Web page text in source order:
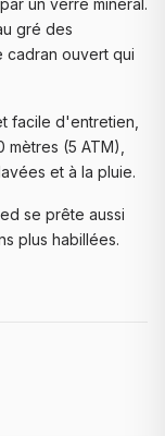
un verre minéral.
gré des
cadran ouvert qui
facile d'entretien,
(5 ATM),
et à la pluie.
se prête aussi
plus habillées.